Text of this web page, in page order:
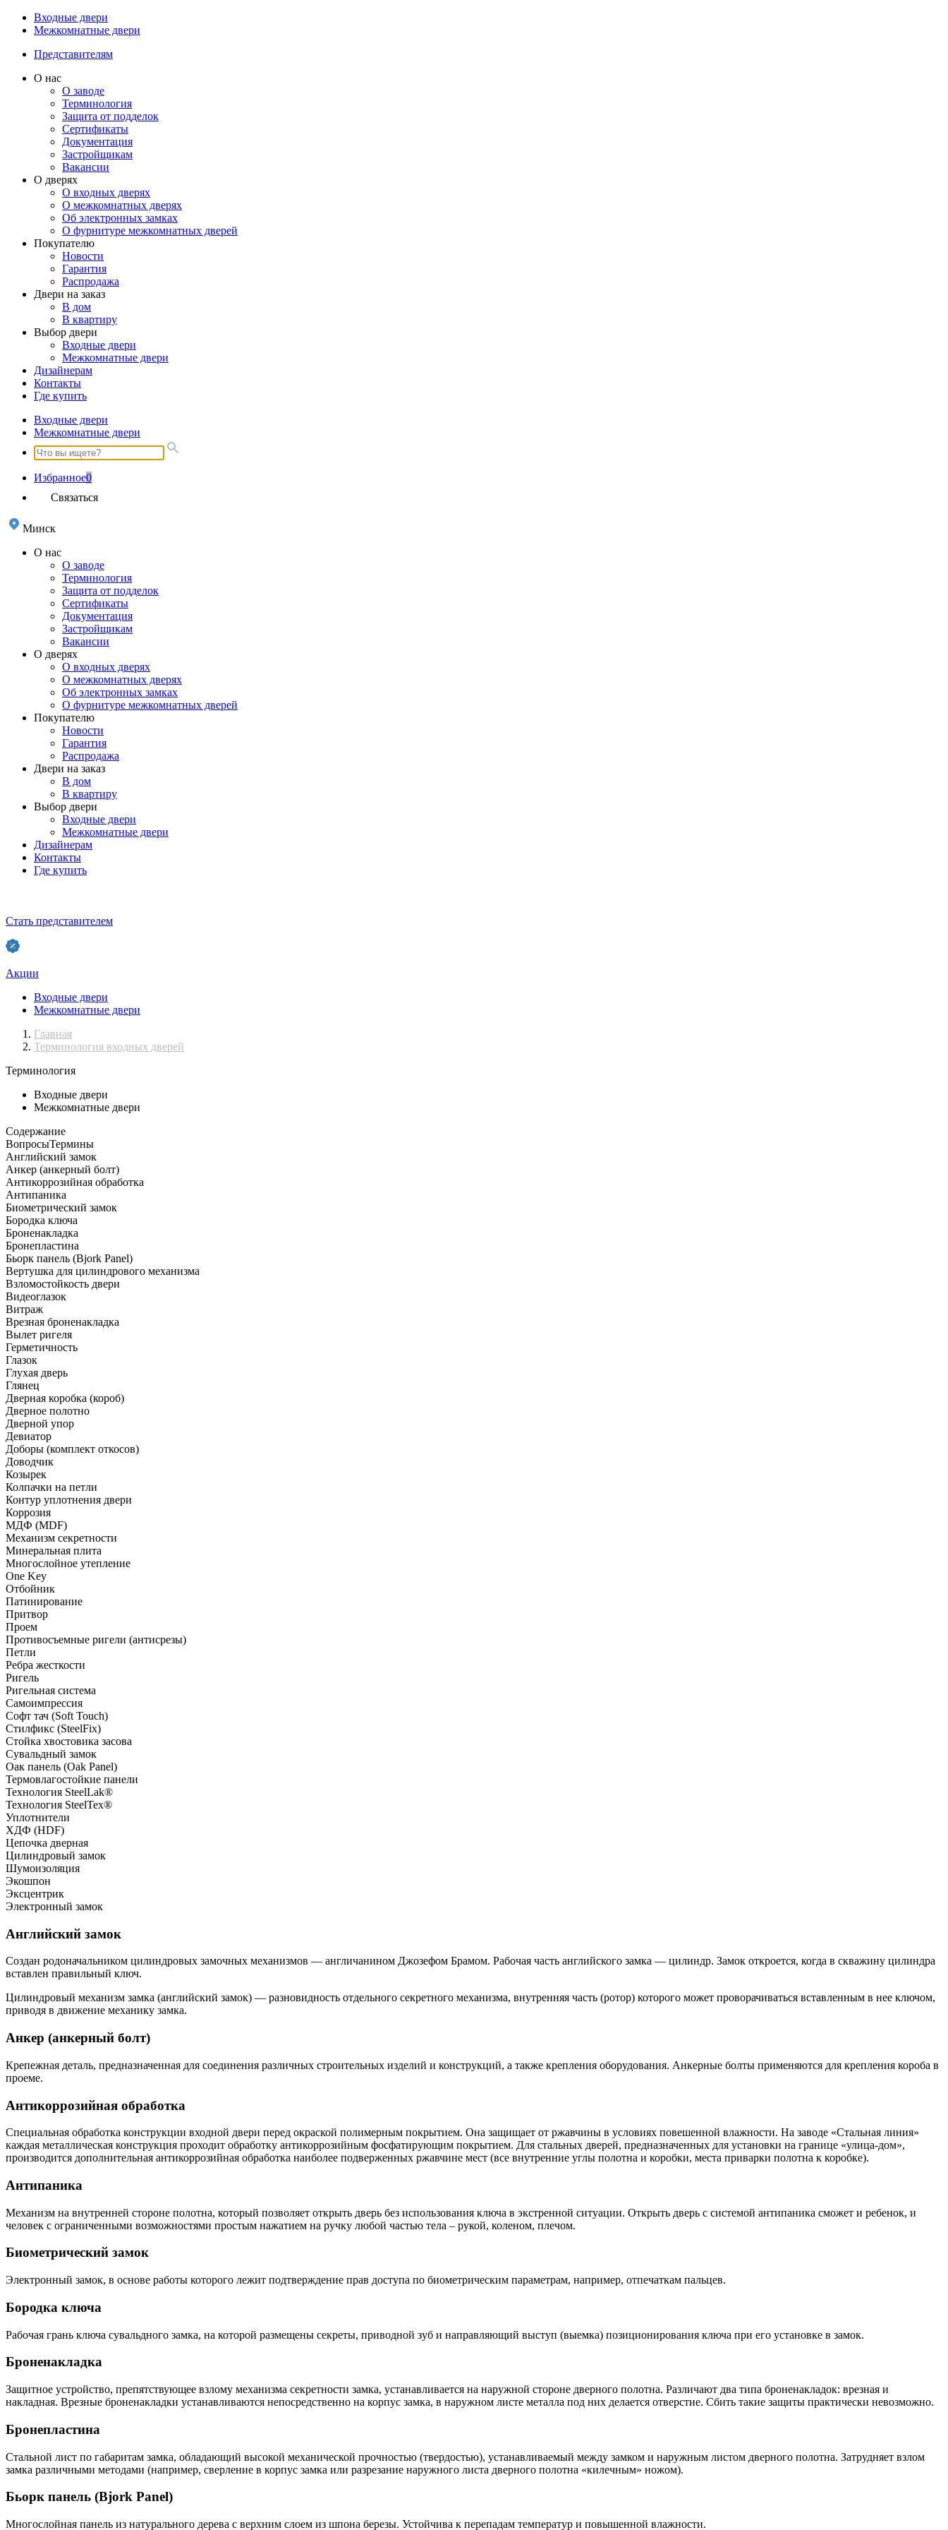
Входные двери
Межкомнатные двери
Представителям
О нас
О заводе
Терминология
Защита от подделок
Сертификаты
Документация
Застройщикам
Вакансии
О дверях
О входных дверях
О межкомнатных дверях
Об электронных замках
О фурнитуре межкомнатных дверей
Покупателю
Новости
Гарантия
Распродажа
Двери на заказ
В дом
В квартиру
Выбор двери
Входные двери
Межкомнатные двери
Дизайнерам
Контакты
Где купить
Входные двери
Межкомнатные двери
Избранное0
Связаться
Минск
О нас
О заводе
Терминология
Защита от подделок
Сертификаты
Документация
Застройщикам
Вакансии
О дверях
О входных дверях
О межкомнатных дверях
Об электронных замках
О фурнитуре межкомнатных дверей
Покупателю
Новости
Гарантия
Распродажа
Двери на заказ
В дом
В квартиру
Выбор двери
Входные двери
Межкомнатные двери
Дизайнерам
Контакты
Где купить
Стать представителем
Акции
Входные двери
Межкомнатные двери
Главная
Терминология входных дверей
Терминология
Входные двери
Межкомнатные двери
Содержание
ВопросыТермины
Английский замок
Анкер (анкерный болт)
Антикоррозийная обработка
Антипаника
Биометрический замок
Бородка ключа
Броненакладка
Бронепластина
Бьорк панель (Bjork Panel)
Вертушка для цилиндрового механизма
Взломостойкость двери
Видеоглазок
Витраж
Врезная броненакладка
Вылет ригеля
Герметичность
Глазок
Глухая дверь
Глянец
Дверная коробка (короб)
Дверное полотно
Дверной упор
Девиатор
Доборы (комплект откосов)
Доводчик
Козырек
Колпачки на петли
Контур уплотнения двери
Коррозия
МДФ (MDF)
Механизм секретности
Минеральная плита
Многослойное утепление
One Key
Отбойник
Патинирование
Притвор
Проем
Противосъемные ригели (антисрезы)
Петли
Ребра жесткости
Ригель
Ригельная система
Самоимпрессия
Софт тач (Soft Touch)
Стилфикс (SteelFix)
Стойка хвостовика засова
Сувальдный замок
Оак панель (Oak Panel)
Термовлагостойкие панели
Технология SteelLak®
Технология SteelTex®
Уплотнители
ХДФ (HDF)
Цепочка дверная
Цилиндровый замок
Шумоизоляция
Экошпон
Эксцентрик
Электронный замок
Английский замок
Создан родоначальником цилиндровых замочных механизмов — англичанином Джозефом Брамом. Рабочая часть английского замка — цилиндр. Замок откроется, когда в скважину цилиндра
вставлен правильный ключ.
Цилиндровый механизм замка (английский замок) — разновидность отдельного секретного механизма, внутренняя часть (ротор) которого может проворачиваться вставленным в нее ключом,
приводя в движение механику замка.
Анкер (анкерный болт)
Крепежная деталь, предназначенная для соединения различных строительных изделий и конструкций, а также крепления оборудования. Анкерные болты применяются для крепления короба в
проеме.
Антикоррозийная обработка
Специальная обработка конструкции входной двери перед окраской полимерным покрытием. Она защищает от ржавчины в условиях повешенной влажности. На заводе «Стальная линия»
каждая металлическая конструкция проходит обработку антикоррозийным фосфатирующим покрытием. Для стальных дверей, предназначенных для установки на границе «улица-дом»,
производится дополнительная антикоррозийная обработка наиболее подверженных ржавчине мест (все внутренние углы полотна и коробки, места приварки полотна к коробке).
Антипаника
Механизм на внутренней стороне полотна, который позволяет открыть дверь без использования ключа в экстренной ситуации. Открыть дверь с системой антипаника сможет и ребенок, и
человек с ограниченными возможностями простым нажатием на ручку любой частью тела – рукой, коленом, плечом.
Биометрический замок
Электронный замок, в основе работы которого лежит подтверждение прав доступа по биометрическим параметрам, например, отпечаткам пальцев.
Бородка ключа
Рабочая грань ключа сувальдного замка, на которой размещены секреты, приводной зуб и направляющий выступ (выемка) позиционирования ключа при его установке в замок.
Броненакладка
Защитное устройство, препятствующее взлому механизма секретности замка, устанавливается на наружной стороне дверного полотна. Различают два типа броненакладок: врезная и
накладная. Врезные броненакладки устанавливаются непосредственно на корпус замка, в наружном листе металла под них делается отверстие. Сбить такие защиты практически невозможно.
Бронепластина
Стальной лист по габаритам замка, обладающий высокой механической прочностью (твердостью), устанавливаемый между замком и наружным листом дверного полотна. Затрудняет взлом
замка различными методами (например, сверление в корпус замка или разрезание наружного листа дверного полотна «килечным» ножом).
Бьорк панель (Bjork Panel)
Многослойная панель из натурального дерева с верхним слоем из шпона березы. Устойчива к перепадам температур и повышенной влажности.